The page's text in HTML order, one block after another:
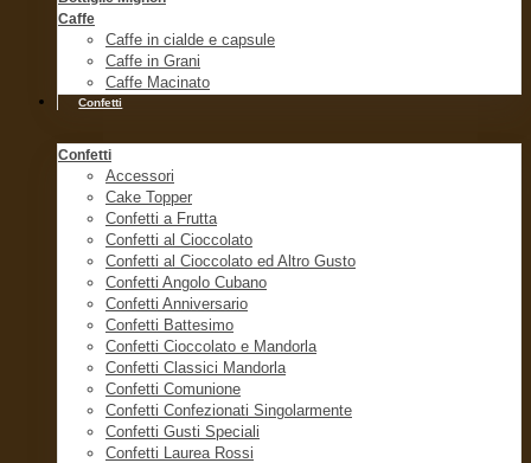
Caffe
Caffe in cialde e capsule
Caffe in Grani
Caffe Macinato
Confetti
Confetti
Accessori
Cake Topper
Confetti a Frutta
Confetti al Cioccolato
Confetti al Cioccolato ed Altro Gusto
Confetti Angolo Cubano
Confetti Anniversario
Confetti Battesimo
Confetti Cioccolato e Mandorla
Confetti Classici Mandorla
Confetti Comunione
Confetti Confezionati Singolarmente
Confetti Gusti Speciali
Confetti Laurea Rossi